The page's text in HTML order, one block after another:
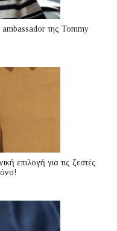
της Tommy
επιλογή για τις ζεστές